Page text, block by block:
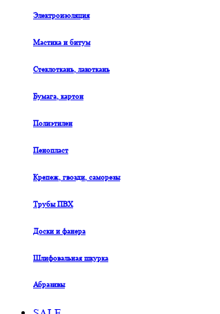
Электроизоляция
Мастика и битум
Стеклоткань, лакоткань
Бумага, картон
Полиэтилен
Пенопласт
Крепеж, гвозди, саморезы
Трубы ПВХ
Доски и фанера
Шлифовальная шкурка
Абразивы